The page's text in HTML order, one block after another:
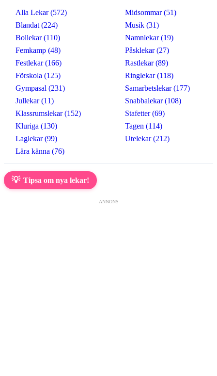
Alla Lekar (572)
Blandat (224)
Bollekar (110)
Femkamp (48)
Festlekar (166)
Förskola (125)
Gympasal (231)
Jullekar (11)
Klassrumslekar (152)
Kluriga (130)
Laglekar (99)
Lära känna (76)
Midsommar (51)
Musik (31)
Namnlekar (19)
Påsklekar (27)
Rastlekar (89)
Ringlekar (118)
Samarbetslekar (177)
Snabbalekar (108)
Stafetter (69)
Tagen (114)
Utelekar (212)
💡 Tipsa om nya lekar!
ANNONS